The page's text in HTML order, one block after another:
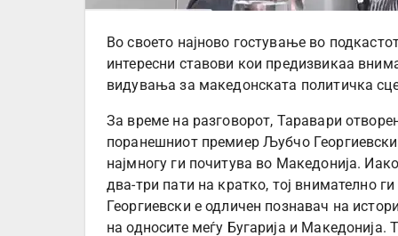
Во своето најново гостување во
интересни ставови кои предизвикаа
видувања за македонската политичка
За време на разговорот, Таравари
поранешниот премиер Љубчо
најмногу ги почитува во Македонија.
два-три пати на кратко, тој внимателно
Георгиевски е одличен познавач на
на односите меѓу Бугарија и